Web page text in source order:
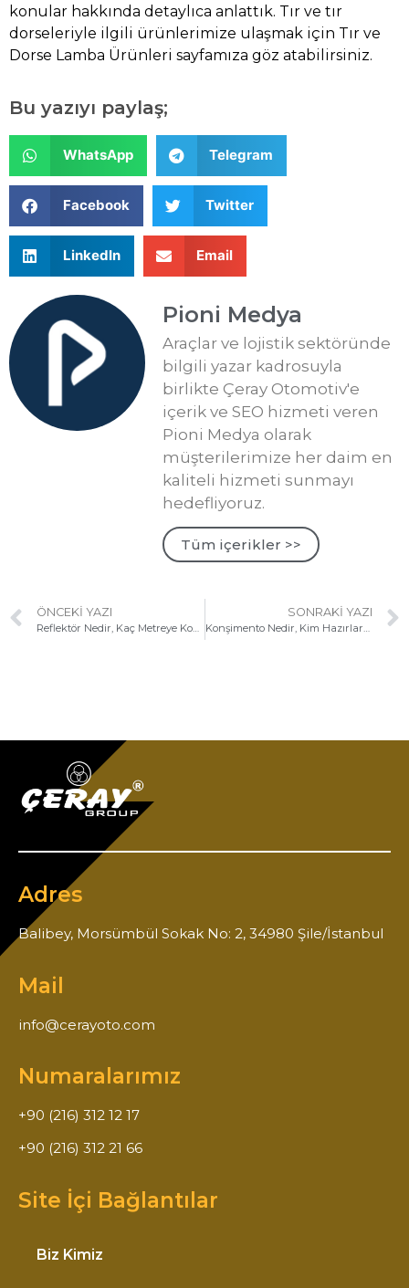
konular hakkında detaylıca anlattık. Tır ve tır
dorseleriyle ilgili ürünlerimize ulaşmak için Tır ve
Dorse Lamba Ürünleri sayfamıza göz atabilirsiniz.
Bu yazıyı paylaş;
WhatsApp Telegram
Facebook Twitter
LinkedIn Email
Pioni Medya
Araçlar ve lojistik sektöründe
bilgili yazar kadrosuyla
birlikte Çeray Otomotiv'e
içerik ve SEO hizmeti veren
Pioni Medya olarak
müşterilerimize her daim en
kaliteli hizmeti sunmayı
hedefliyoruz.
Tüm içerikler >>
ÖNCEKI YAZI
Reflektör Nedir, Kaç Metreye Konur?
SONRAKI YAZI
Konşimento Nedir, Kim Hazırlar? Ordino Arasındaki Fark
Adres
Balibey, Morsümbül Sokak No: 2, 34980 Şile/İstanbul
Mail
info@cerayoto.com
Numaralarımız
+90 (216) 312 12 17
+90 (216) 312 21 66
Site İçi Bağlantılar
Biz Kimiz